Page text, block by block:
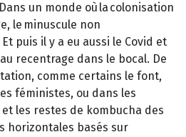
un monde où la colonisation
le minuscule non
puis il y a eu aussi le Covid et
recentrage dans le bocal. De
comme certains le font,
féministes, ou dans les
les restes de kombucha des
horizontales basés sur